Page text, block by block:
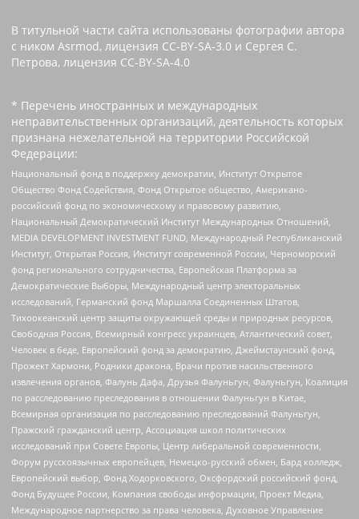
В титульной части сайта использованы фотографии автора
с ником Asrmod, лицензия CC-BY-SA-3.0 и Сергея С.
Петрова, лицензия CC-BY-SA-4.0
* Перечень иностранных и международных
неправительственных организаций, деятельность которых
признана нежелательной на территории Российской
Федерации:
Национальный фонд в поддержку демократии, Институт Открытое
Общество Фонд Содействия, Фонд Открытое общество, Американо-
российский фонд по экономическому и правовому развитию,
Национальный Демократический Институт Международных Отношений,
MEDIA DEVELOPMENT INVESTMENT FUND, Международный Республиканский
Институт, Открытая Россия, Институт современной России, Черноморский
фонд регионального сотрудничества, Европейская Платформа за
Демократические Выборы, Международный центр электоральных
исследований, Германский фонд Маршалла Соединенных Штатов,
Тихоокеанский центр защиты окружающей среды и природных ресурсов,
Свободная Россия, Всемирный конгресс украинцев, Атлантический совет,
Человек в беде, Европейский фонд за демократию, Джеймстаунский фонд,
Прожект Хармони, Родники дракона, Врачи против насильственного
извлечения органов, Фалунь Дафа, Друзья Фалуньгун, Фалуньгун, Коалиция
по расследованию преследования в отношении Фалуньгун в Китае,
Всемирная организация по расследованию преследований Фалуньгун,
Пражский гражданский центр, Ассоциация школ политических
исследований при Совете Европы, Центр либеральной современности,
Форум русскоязычных европейцев, Немецко-русский обмен, Бард колледж,
Европейский выбор, Фонд Ходорковского, Оксфордский российский фонд,
Фонд Будущее России, Компания свободы информации, Проект Медиа,
Международное партнерство за права человека, Духовное Управление